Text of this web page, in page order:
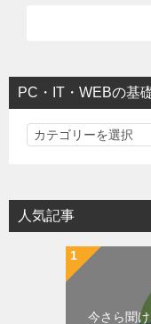
PC・IT・WEBの基
PC・IT・WEBの基礎
人気記事
今さら聞